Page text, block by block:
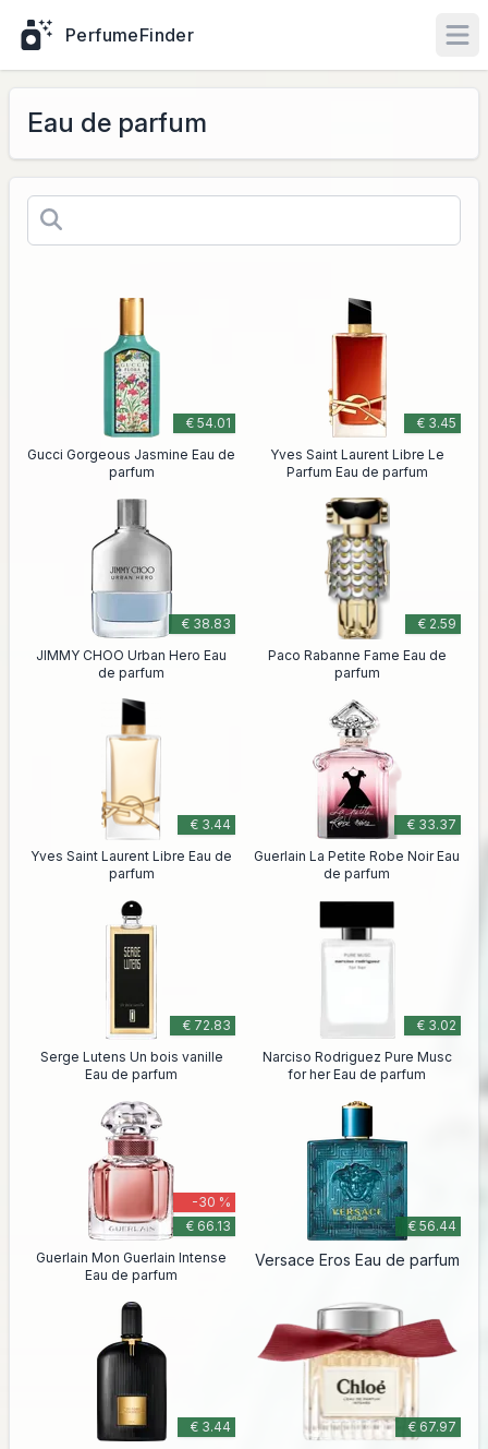
PerfumeFinder
Eau de parfum
€ 54.01
Gucci Gorgeous Jasmine Eau de
parfum
€ 3.45
Yves Saint Laurent Libre Le
Parfum Eau de parfum
€ 38.83
JIMMY CHOO Urban Hero Eau
de parfum
€ 2.59
Paco Rabanne Fame Eau de
parfum
€ 3.44
Yves Saint Laurent Libre Eau de
parfum
€ 33.37
Guerlain La Petite Robe Noir Eau
de parfum
€ 72.83
Serge Lutens Un bois vanille
Eau de parfum
€ 3.02
Narciso Rodriguez Pure Musc
for her Eau de parfum
-30 %
€ 66.13
Guerlain Mon Guerlain Intense
Eau de parfum
€ 56.44
Versace Eros Eau de parfum
€ 3.44
€ 67.97